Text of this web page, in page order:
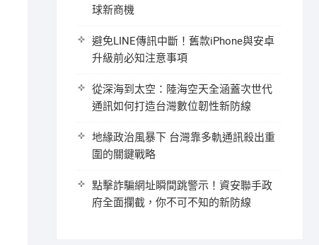
球新商機
避免LINE傳訊中斷！舊款iPhone與安卓
升級前必知注意事項
從深海到太空：陸海空天全涵蓋次世代
通訊如何打造台灣數位韌性新防線
地緣政治風暴下 台灣靠多軌通訊殺出重
圍的關鍵戰略
點擊詐騙網址瞬間跳警示！資安聯手政
府全面攔截，你不可不知的新防線